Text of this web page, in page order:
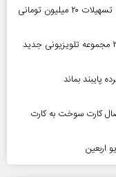
ثبت‌نام وام اربعین بازنشستگان کشوری آغاز شد | تسهیلات ۲۰ میلیون تومانی
هنرمند منحصر‌به‌فردی را از دست دادیم/ پخش ۲ مجموعه تلویزیونی جدید
پایبند بماند
کارت سوخت به کارت
اربعین